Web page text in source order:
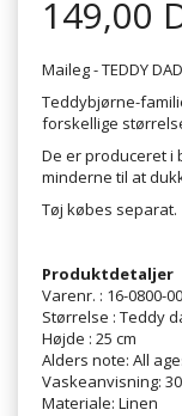
149,00
Maileg - TEDDY DAD
Teddybjørne-
forskellige
De er produceret i
minderne til at
Tøj købes separat.
Produktdetaljer
Varenr. : 16-0800-00
Størrelse : Teddy
Højde : 25 cm
Alders note: All
Vaskeanvisning:
Materiale: Linen